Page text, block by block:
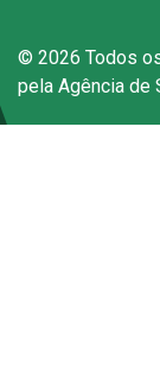
© 2026 Todos
pela Agência de